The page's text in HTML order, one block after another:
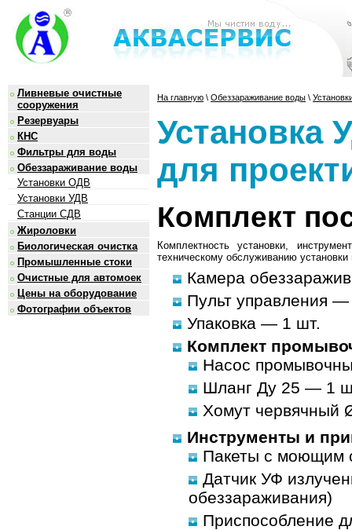
Ливневые очистные
сооружения
Резервуары
КНС
Фильтры для воды
Обеззараживание воды
Установки ОДВ
Установки УДВ
Станции СДВ
Жироловки
Биологическая очистка
Промышленные стоки
Очистные для автомоек
Цены на оборудование
Фотографии объектов
На главную \ Обеззараживание воды \
Установка
для
Комплект
Комплектность установки,
техническому обслуживанию
Камера
Пульт управления
Упаковка — 1 шт.
Комплект
Насос
Шланг Ду 25 — 1
Хомут червячный
Инструменты и
Пакеты с моющим
Датчик УФ
обеззараживания)
Приспособление